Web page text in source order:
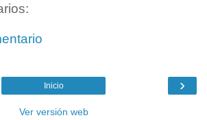
›
Inicio
Ver versión web